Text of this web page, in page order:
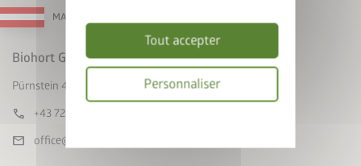
Tout accepter
Personnaliser
confidentialité
MADE IN AUSTRIA
Biohort GmbH
Pürnstein 43, A-4120 Neufelden
call +43 7282 / 7788 0
mail office@biohort.at